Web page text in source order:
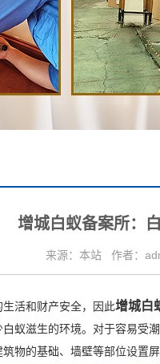
增城白蚁备案所：
来源：本站 作者：
活和财产安全，因此增城白
蚁滋生的环境。对于容易受潮
物的基础、墙壁等部位设置屏